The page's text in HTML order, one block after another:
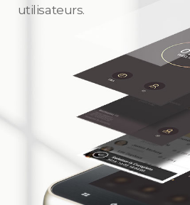
utilisateurs.